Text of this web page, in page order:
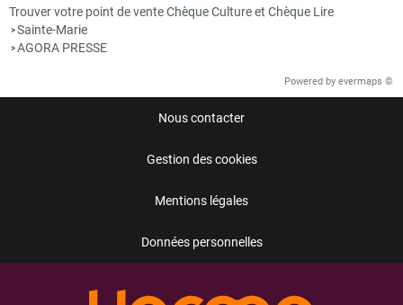
Trouver votre point de vente Chèque Culture et Chèque Lire
>Sainte-Marie
>AGORA PRESSE
Powered by evermaps ©
Nous contacter
Gestion des cookies
Mentions légales
Données personnelles